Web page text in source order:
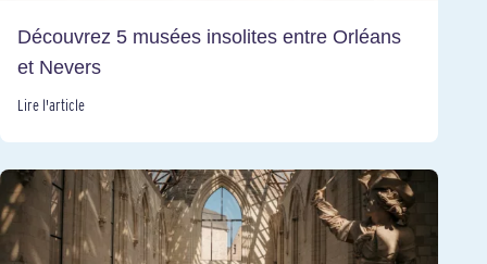
Découvrez 5 musées insolites entre Orléans
et Nevers
Lire l'article